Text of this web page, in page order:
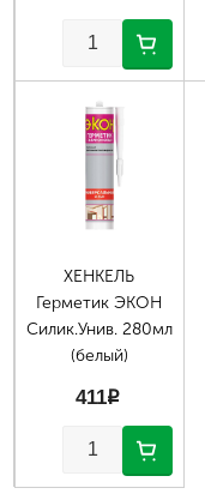
ХЕНКЕЛЬ
Герметик ЭКОН
Силик.Унив. 280мл
(белый)
411p